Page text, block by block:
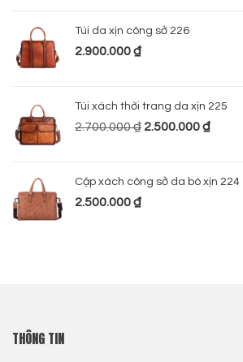
Túi da xịn công sở 226
2.900.000₫
Túi xách thời trang da xịn 225
2.700.000₫ 2.500.000₫
Cặp xách công sở da bò xịn 224
2.500.000₫
THÔNG TIN